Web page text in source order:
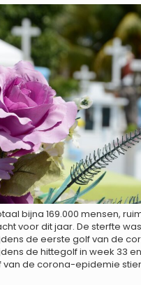
bijna 169.000 mensen,
voor dit jaar. De sterfte
de eerste golf van de
de hittegolf in week 33
van de corona-epidemie